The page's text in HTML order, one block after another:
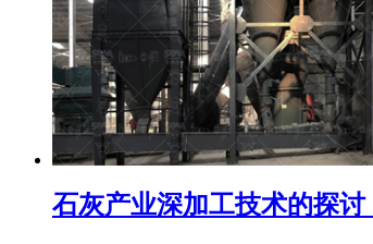
石灰产业深加工技术的探